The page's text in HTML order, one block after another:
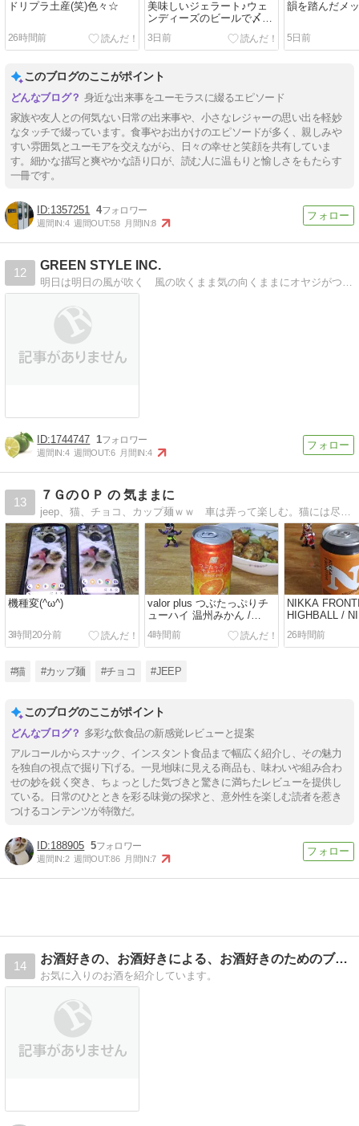
ドリプラ土産(笑)色々☆
26時間前
美味しいジェラート♪ウェ
ンディーズのビールで〆る
(^O^)☆
3日前
韻を踏んだメ
5日前
このブログのここがポイント
身近な出来事をユーモラスに綴るエピソード
家族や友人との何気ない日常の出来事や、小さなレジャーの思い出を軽妙
なタッチで綴っています。食事やお出かけのエピソードが多く、親しみや
すい雰囲気とユーモアを交えながら、日々の幸せと笑顔を共有していま
す。細かな描写と爽やかな語り口が、読む人に温もりと愉しさをもたらす
一冊です。
1357251 4
週間IN:4 週間OUT:58 月間IN:8
12
GREEN STYLE INC.
明日は明日の風が吹く 風の吹くまま気の向くままにオヤジがつぶやいています.....
1744747 1
週間IN:4 週間OUT:6 月間IN:4
13
７ＧのＯＰ の 気ままに
jeep、猫、チョコ、カップ麺ｗｗ 車は弄って楽しむ。猫には尽くして幸せ？
機種変(^ω^)
3時間20分前
valor plus つぶたっぷりチ
ューハイ 温州みかん /
Valor
4時間前
NIKKA
HIGHBALL /
26時間前
#猫 #カップ麺 #チョコ #JEEP
このブログのここがポイント
多彩な飲食品の新感覚レビューと提案
アルコールからスナック、インスタント食品まで幅広く紹介し、その魅力
を独自の視点で掘り下げる。一見地味に見える商品も、味わいや組み合わ
せの妙を鋭く突き、ちょっとした気づきと驚きに満ちたレビューを提供し
ている。日常のひとときを彩る味覚の探求と、意外性を楽しむ読者を惹き
つけるコンテンツが特徴だ。
188905 5
週間IN:2 週間OUT:86 月間IN:7
14
お酒好きの、お酒好きによる、お酒好きのためのブログ
お気に入りのお酒を紹介しています。